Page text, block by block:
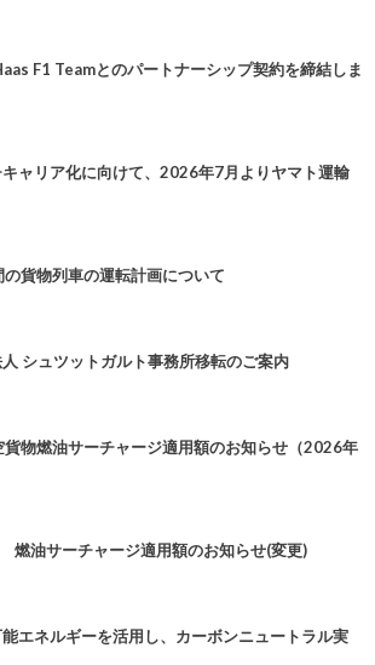
F1 Teamとのパートナーシップ契約を締結しま
キャリア化に向けて、2026年7月よりヤマト運輸
貨物列車の運転計画について
シュツットガルト事務所移転のご案内
物燃油サーチャージ適用額のお知らせ（2026年
油サーチャージ適用額のお知らせ(変更)
エネルギーを活用し、カーボンニュートラル実